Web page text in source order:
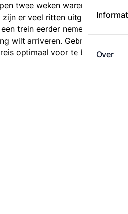
Over
twee weken waren. Is deze
er veel ritten uitgevallen?
trein eerder nemen als je
wilt arriveren. Gebruik de
optimaal voor te bereiden.